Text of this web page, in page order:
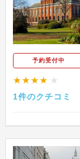
予約受付中
★★★★ ★
1件のクチコミ